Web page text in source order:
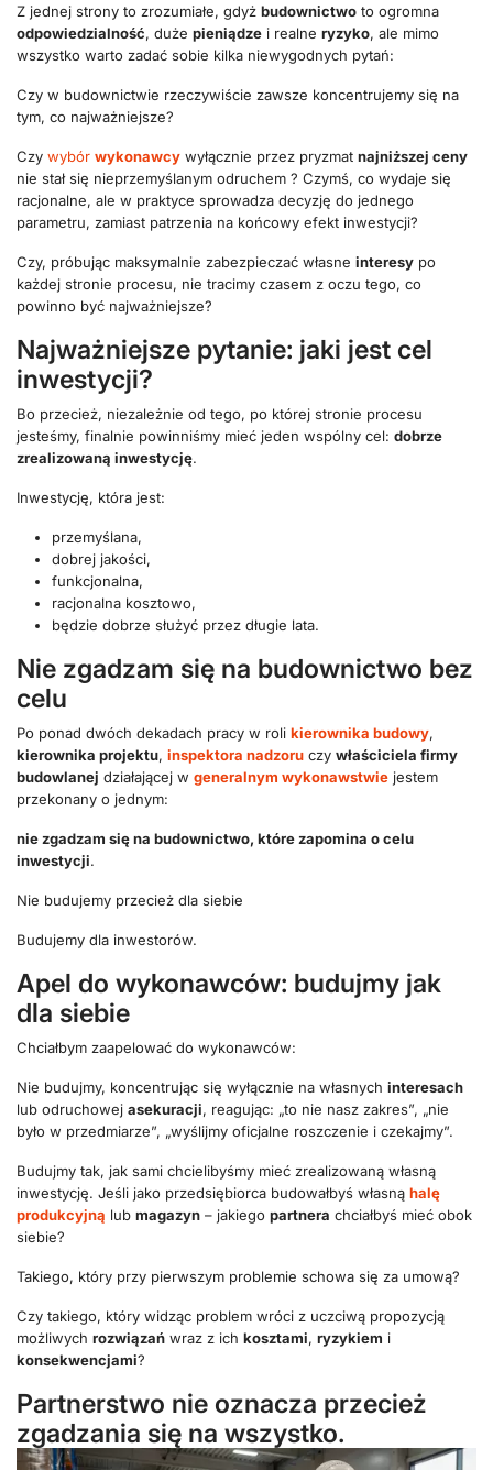
Z jednej strony to zrozumiałe, gdyż budownictwo to ogromna
odpowiedzialność, duże pieniądze i realne ryzyko, ale mimo
wszystko warto zadać sobie kilka niewygodnych pytań:
Czy w budownictwie rzeczywiście zawsze koncentrujemy się na
tym, co najważniejsze?
Czy wybór wykonawcy wyłącznie przez pryzmat najniższej ceny
nie stał się nieprzemyślanym odruchem ? Czymś, co wydaje się
racjonalne, ale w praktyce sprowadza decyzję do jednego
parametru, zamiast patrzenia na końcowy efekt inwestycji?
Czy, próbując maksymalnie zabezpieczać własne interesy po
każdej stronie procesu, nie tracimy czasem z oczu tego, co
powinno być najważniejsze?
Najważniejsze pytanie: jaki jest cel
inwestycji?
Bo przecież, niezależnie od tego, po której stronie procesu
jesteśmy, finalnie powinniśmy mieć jeden wspólny cel: dobrze
zrealizowaną inwestycję.
Inwestycję, która jest:
przemyślana,
dobrej jakości,
funkcjonalna,
racjonalna kosztowo,
będzie dobrze służyć przez długie lata.
Nie zgadzam się na budownictwo bez
celu
Po ponad dwóch dekadach pracy w roli kierownika budowy,
kierownika projektu, inspektora nadzoru czy właściciela firmy
budowlanej działającej w generalnym wykonawstwie jestem
przekonany o jednym:
nie zgadzam się na budownictwo, które zapomina o celu
inwestycji.
Nie budujemy przecież dla siebie
Budujemy dla inwestorów.
Apel do wykonawców: budujmy jak
dla siebie
Chciałbym zaapelować do wykonawców:
Nie budujmy, koncentrując się wyłącznie na własnych interesach
lub odruchowej asekuracji, reagując: „to nie nasz zakres”, „nie
było w przedmiarze”, „wyślijmy oficjalne roszczenie i czekajmy”.
Budujmy tak, jak sami chcielibyśmy mieć zrealizowaną własną
inwestycję. Jeśli jako przedsiębiorca budowałbyś własną halę
produkcyjną lub magazyn – jakiego partnera chciałbyś mieć obok
siebie?
Takiego, który przy pierwszym problemie schowa się za umową?
Czy takiego, który widząc problem wróci z uczciwą propozycją
możliwych rozwiązań wraz z ich kosztami, ryzykiem i
konsekwencjami?
Partnerstwo nie oznacza przecież
zgadzania się na wszystko.